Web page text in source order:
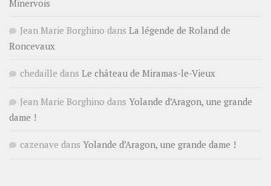
Minervois
Jean Marie Borghino dans La légende de Roland de
Roncevaux
chedaille dans Le château de Miramas-le-Vieux
Jean Marie Borghino dans Yolande d’Aragon, une grande
dame !
cazenave dans Yolande d’Aragon, une grande dame !